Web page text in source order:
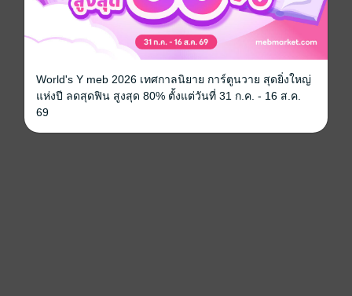
World's Y meb 2026 เทศกาลนิยาย การ์ตูนวาย สุดยิ่งใหญ่
แห่งปี ลดสุดฟิน สูงสุด 80% ตั้งแต่วันที่ 31 ก.ค. - 16 ส.ค.
69